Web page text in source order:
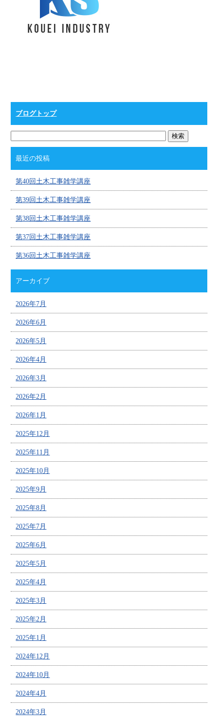
ブログトップ
最近の投稿
第40回土木工事雑学講座
第39回土木工事雑学講座
第38回土木工事雑学講座
第37回土木工事雑学講座
第36回土木工事雑学講座
アーカイブ
2026年7月
2026年6月
2026年5月
2026年4月
2026年3月
2026年2月
2026年1月
2025年12月
2025年11月
2025年10月
2025年9月
2025年8月
2025年7月
2025年6月
2025年5月
2025年4月
2025年3月
2025年2月
2025年1月
2024年12月
2024年10月
2024年4月
2024年3月